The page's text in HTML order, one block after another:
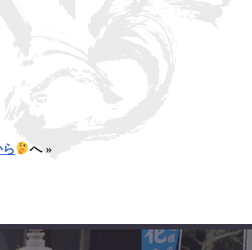
へ »